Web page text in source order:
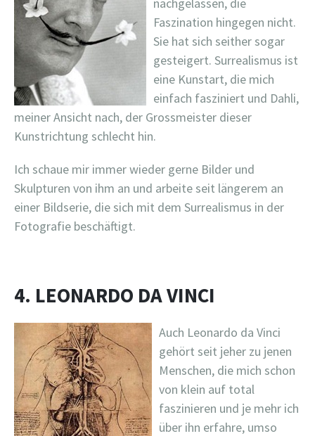
Faszination hingegen nicht.
Sie hat sich seither sogar
gesteigert. Surrealismus ist
eine Kunstart, die mich
einfach fasziniert und Dahli,
meiner Ansicht nach, der Grossmeister dieser
Kunstrichtung schlecht hin.
Ich schaue mir immer wieder gerne Bilder und
Skulpturen von ihm an und arbeite seit längerem an
einer Bildserie, die sich mit dem Surrealismus in der
Fotografie beschäftigt.
4. LEONARDO DA VINCI
Auch Leonardo da Vinci
gehört seit jeher zu jenen
Menschen, die mich schon
von klein auf total
faszinieren und je mehr ich
über ihn erfahre, umso